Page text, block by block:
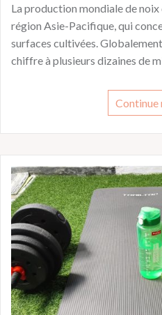
La production mondiale de
région Asie-Pacifique, qui
surfaces cultivées.
chiffre à plusieurs dizaines de
Continue